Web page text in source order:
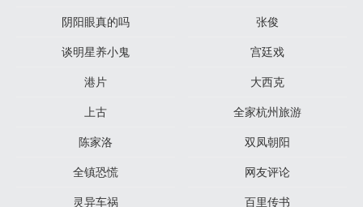
阴阳眼真的吗
张俊
谈明星养小鬼
宫廷戏
港片
大西克
上古
全家杭州旅游
陈家洛
双凤朝阳
全镇恐慌
网友评论
灵异车祸
百里传书